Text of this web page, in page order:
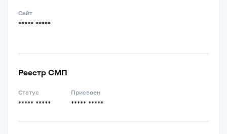
Сайт
***** *****
Реестр СМП
Статус
***** *****
Присвоен
***** *****